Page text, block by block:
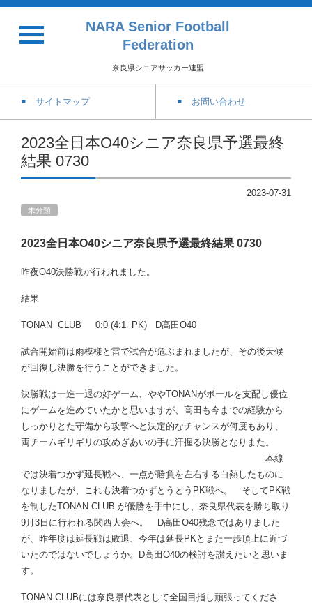
NARA Senior Football
Federation
奈良県シニアサッカー連盟
サイトマップ お問い合わせ
2023全日本O40シニア奈良県予選最終
結果 0730
2023-07-31
未分類
2023全日本O40シニア奈良県予選最終結果 0730
昨夜O40決勝戦が行われました。
結果
TONAN CLUB 0:0 (4:1 PK) D高田O40
試合開始前は雨模様と雷で試合が危ぶまれましたが、その後天候
が回復し決勝を行うことができました。
決勝戦は一進一退の好ゲーム、ややTONANがボールを支配し優位
にゲームを進めていたかと思いますが、高田も今までの経験から
しっかりとた守備から攻撃へと決定的なチャンスが何度もあり、
両チームギリギリの攻めぎあいの手に汗握る決勝となりまた。
本線
では決着つかず延長戦へ、一点が勝負を左右する白熱したものに
なりましたが、これも決着つかずとうとうPK戦へ。 そしてPK戦
を制したTONAN CLUB が優勝を手中にし、奈良県代表を勝ち取り
9月3日に行われる関西大会へ。 D高田O40残念ではありました
が、昨年度は延長戦は敗退、今年は延長PKとまた一歩頂上に近づ
いたのではないでしょうか。D高田O40の検討を讃えたいと思いま
す。
TONAN CLUBには奈良県代表として全国目指し頑張ってくださ